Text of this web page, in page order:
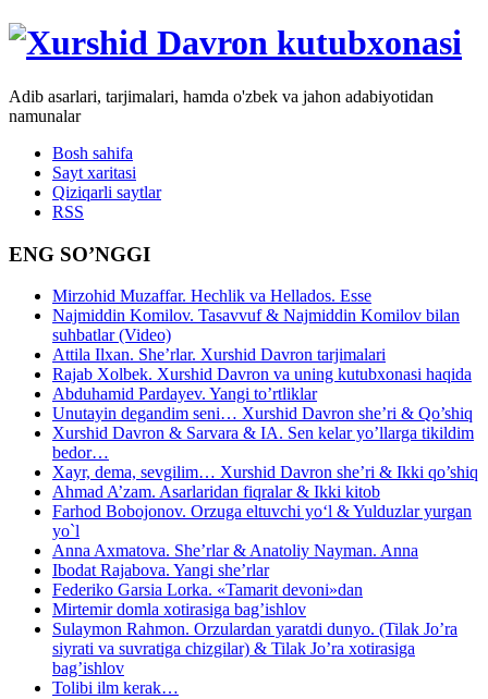
Adib asarlari, tarjimalari, hamda o'zbek va jahon adabiyotidan
namunalar
Bosh sahifa
Sayt xaritasi
Qiziqarli saytlar
RSS
ENG SO’NGGI
Mirzohid Muzaffar. Hechlik va Hellados. Esse
Najmiddin Komilov. Tasavvuf & Najmiddin Komilov bilan
suhbatlar (Video)
Attila Ilxan. She’rlar. Xurshid Davron tarjimalari
Rajab Xolbek. Xurshid Davron va uning kutubxonasi haqida
Abduhamid Pardayev. Yangi to’rtliklar
Unutayin degandim seni… Xurshid Davron she’ri & Qo’shiq
Xurshid Davron & Sarvara & IA. Sen kelar yo’llarga tikildim
bedor…
Xayr, dema, sevgilim… Xurshid Davron she’ri & Ikki qo’shiq
Ahmad A’zam. Asarlaridan fiqralar & Ikki kitob
Farhod Bobojonov. Orzuga eltuvchi yo‘l & Yulduzlar yurgan
yo`l
Anna Axmatova. She’rlar & Anatoliy Nayman. Anna
Ibodat Rajabova. Yangi she’rlar
Federiko Garsia Lorka. «Tamarit devoni»dan
Mirtemir domla xotirasiga bag’ishlov
Sulaymon Rahmon. Orzulardan yaratdi dunyo. (Tilak Jo’ra
siyrati va suvratiga chizgilar) & Tilak Jo’ra xotirasiga
bag’ishlov
Tolibi ilm kerak…